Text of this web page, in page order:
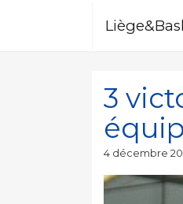
3
Publié
4 décembre